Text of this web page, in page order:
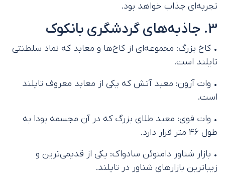
تجربه‌ای جذاب خواهد بود.
3. جاذبه‌های گردشگری بانکوک
• کاخ بزرگ: مجموعه‌ای از کاخ‌ها و معابد که نماد سلطنتی
تایلند است.
• وات آرون: معبد آتش که یکی از معابد معروف تایلند
است.
• وات فوی: معبد طلای بزرگ که در آن مجسمه بودا به
طول ۴۶ متر قرار دارد.
• بازار شناور دامنوئن سادواک: یکی از قدیمی‌ترین و
زیباترین بازارهای شناور در تایلند.